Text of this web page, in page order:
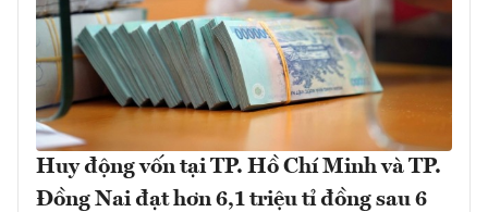
Huy động vốn tại TP. Hồ Chí Minh và TP.
Đồng Nai đạt hơn 6,1 triệu tỉ đồng sau 6